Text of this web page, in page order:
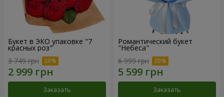
Букет в ЭКО упаковке "7
красных роз"
3 749 грн
Заказать
Романтический букет
"Небеса"
6 999 грн
Заказать